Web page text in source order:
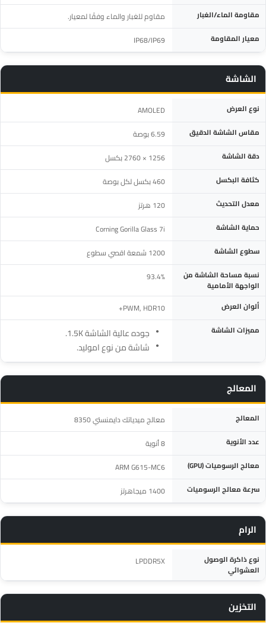
مقاومة الماء/الغبار مقاوم للغبار والماء وفقًا لمعيار.
معيار المقاومة IP68/IP69
الشاشة
المواصفة
نوع العرض AMOLED
مقاس الشاشة الدقيق 6.59 بوصة
دقة الشاشة 1256 × 2760 بكسل
كثافة البكسل 460 بكسل لكل بوصة
معدل التحديث 120 هرتز
حماية الشاشة Corning Gorilla Glass 7i
سطوع الشاشة 1200 شمعة اقصي سطوع
نسبة مساحة الشاشة من
الواجهة الأمامية
93.4%
ألوان العرض PWM, HDR10+
مميزات الشاشة
جوده عالية الشاشة 1.5K.
شاشة من نوع اموليد.
المعالج
المواصفة
المعالج معالج ميدياتك دايمنستي 8350
عدد الأنوية 8 أنوية
معالج الرسوميات (GPU) ARM G615-MC6
سرعة معالج الرسوميات 1400 ميجاهرتز
الرام
المواصفةالتفاصيل
نوع ذاكرة الوصول
العشوائي
LPDDR5X
التخزين